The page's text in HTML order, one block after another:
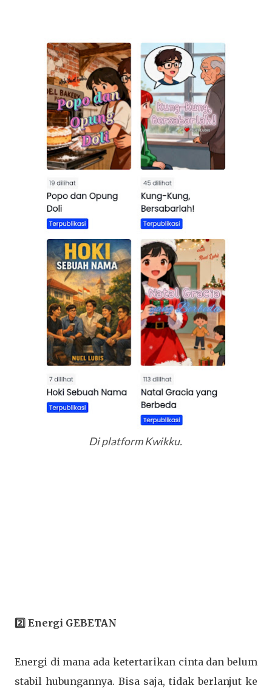
DiplatformKwikku.
2️⃣ Energi GEBETAN
Energi di mana ada ketertarikan cinta dan belum
stabil hubungannya. Bisa saja, tidak berlanjut ke